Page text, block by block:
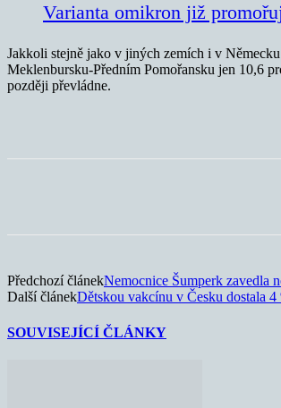
Varianta omikron již
Jakkoli stejně jako v jiných zemích i v
Meklenbursku-Předním Pomořansku jen 10,6
později převládne.
Předchozí článekNemocnice Šumperk zavedla
Další článekDětskou vakcínu v Česku dostala
SOUVISEJÍCÍ ČLÁNKY